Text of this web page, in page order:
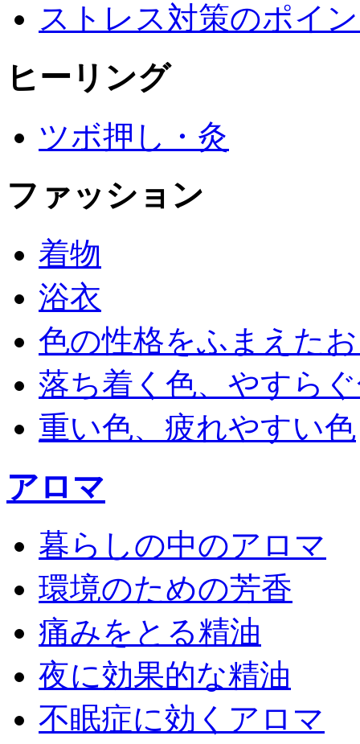
ストレス対策のポイ
ヒーリング
ツボ押し・灸
ファッション
着物
浴衣
色の性格をふまえた
落ち着く色、やすら
重い色、疲れやすい色
アロマ
暮らしの中のアロマ
環境のための芳香
痛みをとる精油
夜に効果的な精油
不眠症に効くアロマ